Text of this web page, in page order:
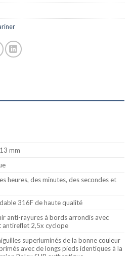
mm
heures, des minutes, des secondes et
316F de haute qualité
anti-rayures à bords arrondis avec
antireflet 2,5x cyclope
superluminés de la bonne couleur
avec de longs pieds identiques à la